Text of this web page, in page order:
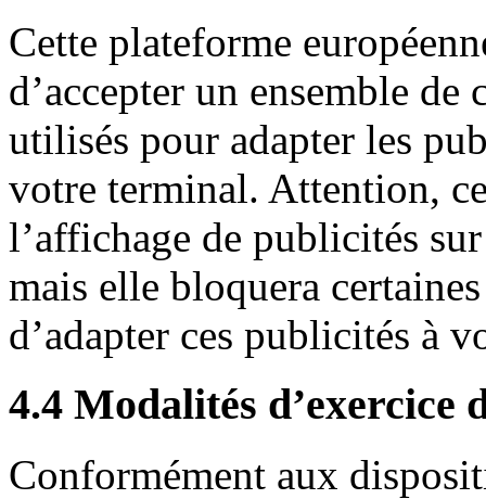
Cette plateforme
d’accepter un ensemble de
utilisés pour adapter les
votre terminal. Attention,
l’affichage de publicités
mais elle bloquera
d’adapter ces publicités à
4.4 Modalités d’exercice
Conformément aux